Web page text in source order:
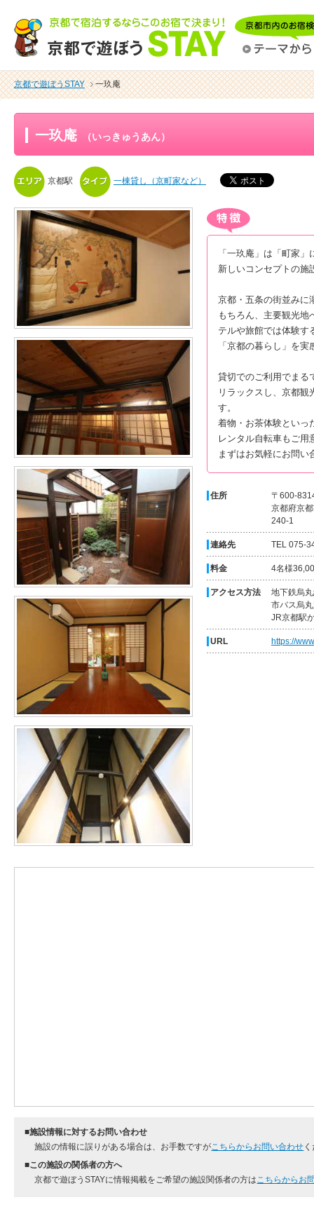
京都で遊ぼうSTAY 一玖庵
一玖庵 （いっきゅうあん）
京都駅 一棟貸し（京町家など）
「一玖庵」は「町家
新しいコンセプトの施
京都・五条の街並みに
もちろん、主要観光地
テルや旅館では体験す
「京都の暮らし」を
貸切でのご利用でまる
リラックスし、京都観
す。
着物・お茶体験といっ
レンタル自転車もご用
まずはお気軽にお問い
住所
〒600-
京都府京
240-1
連絡先 TEL 075-
料金 4名様
アクセス方法
地下鉄烏
市バス烏
JR京都駅
URL https://
■施設情報に対するお問い合わせ
施設の情報に誤りがある場合は、お手数ですがこちらからお問い合わせ
■この施設の関係者の方へ
京都で遊ぼうSTAYに情報掲載をご希望の施設関係者の方はこちらからお